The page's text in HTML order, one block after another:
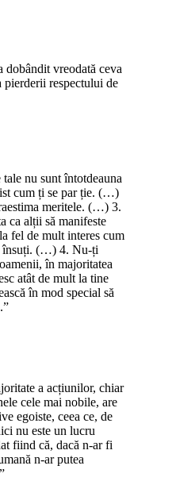
dobândit vreodată ceva
pierderii respectului de
nu sunt întotdeauna
cum ți se par ție. (…)
meritele. (…) 3.
ca alții să manifeste
fel de mult interes cum
însuți. (…) 4. Nu-ți
în majoritatea
atât de mult la tine
în mod special să
a acțiunilor, chiar
cele mai nobile, are
egoiste, ceea ce, de
nu este un lucru
fiind că, dacă n-ar fi
n-ar putea